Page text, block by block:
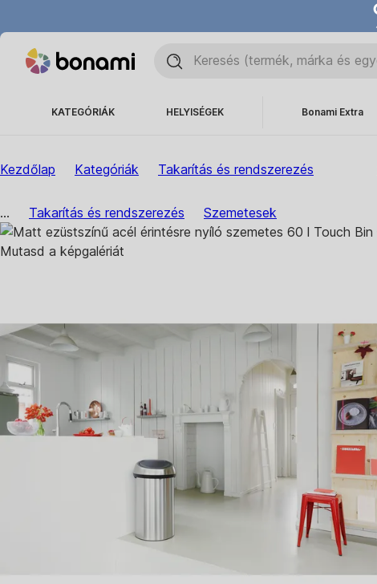
KATEGÓRIÁK HELYISÉGEK Bonami Extra
Kezdőlap Kategóriák Takarítás és rendszerezés
... Takarítás és rendszerezés Szemetesek
Mutasd a képgalériát